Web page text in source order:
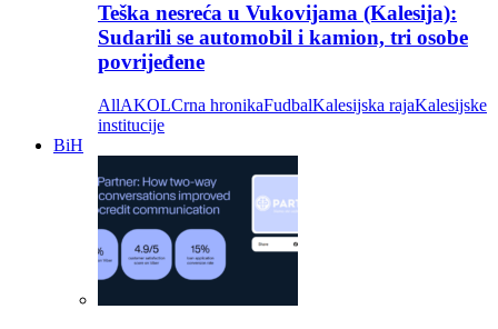
Teška nesreća u Vukovijama (Kalesija):
Sudarili se automobil i kamion, tri osobe
povrijeđene
AllAKOLCrna hronikaFudbalKalesijska rajaKalesijske
institucije
BiH